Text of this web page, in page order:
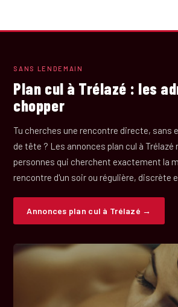
SANS LENDEMAIN
Plan cul à Trélazé : les
chopper
Tu cherches une rencontre directe, sans
de tête ? Les annonces plan cul à Trélazé
personnes qui cherchent exactement la
rencontre d'un soir ou régulière, discrète
Annonces plan cul à Trélazé →